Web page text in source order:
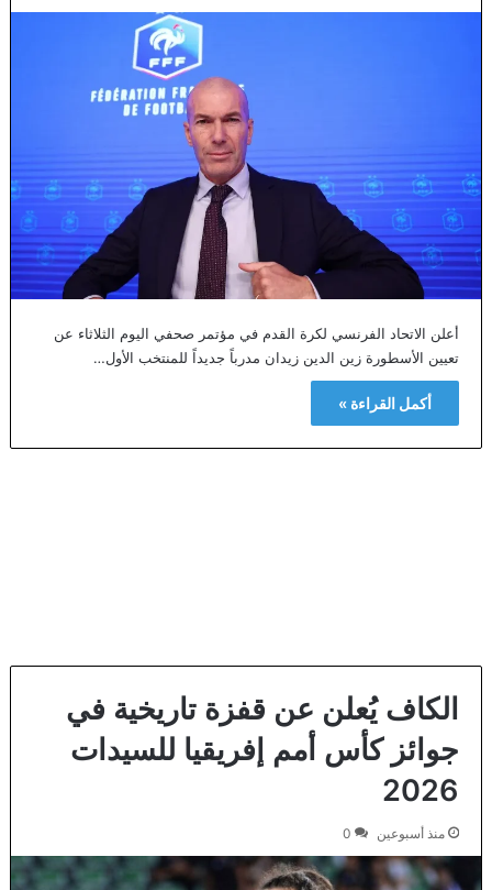
أعلن الاتحاد الفرنسي لكرة القدم في مؤتمر صحفي اليوم الثلاثاء عن
تعيين الأسطورة زين الدين زيدان مدرباً جديداً للمنتخب الأول…
أكمل القراءة »
​الكاف يُعلن عن قفزة تاريخية في
جوائز كأس أمم إفريقيا للسيدات
2026
منذ أسبوعين 0